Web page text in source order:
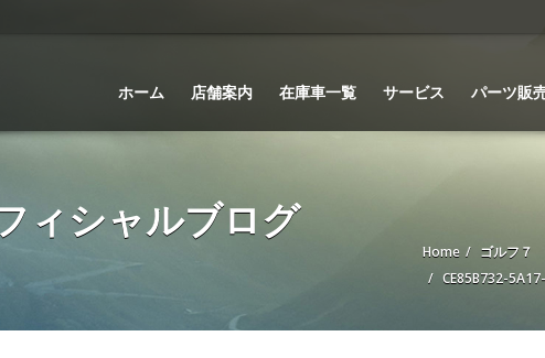
ホーム 店舗案内 在庫車一覧 サービス パーツ販
ィシャルブログ
Home ゴルフ７
CE85B732-